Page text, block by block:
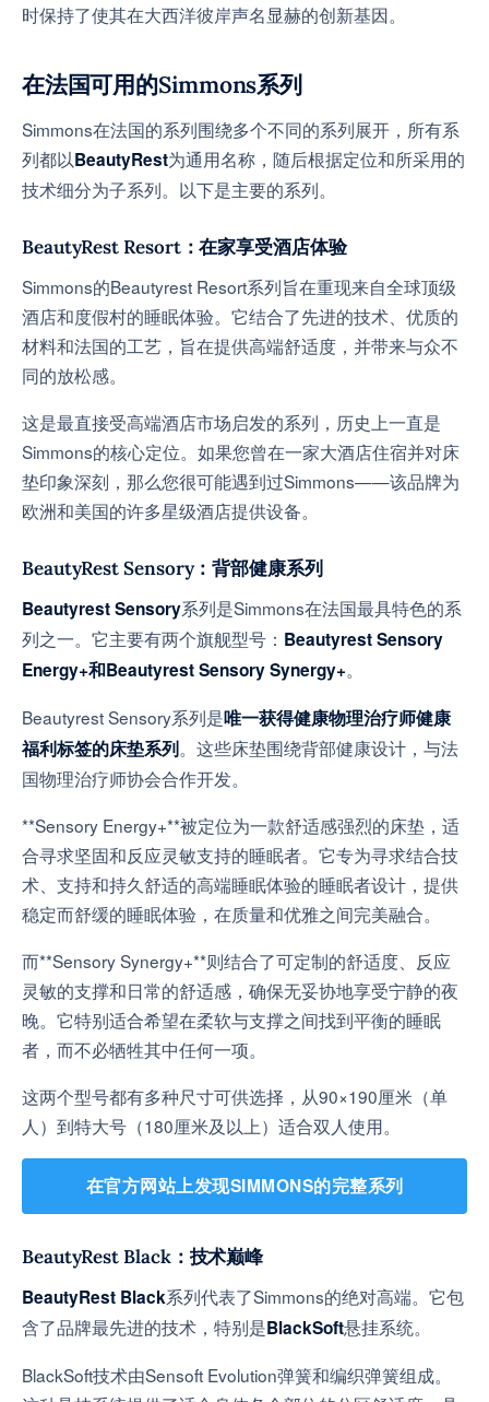
时保持了使其在大西洋彼岸声名显赫的创新基因。
在法国可用的Simmons系列
Simmons在法国的系列围绕多个不同的系列展开，所有系
列都以BeautyRest为通用名称，随后根据定位和所采用的
技术细分为子系列。以下是主要的系列。
BeautyRest Resort：在家享受酒店体验
Simmons的Beautyrest Resort系列旨在重现来自全球顶级
酒店和度假村的睡眠体验。它结合了先进的技术、优质的
材料和法国的工艺，旨在提供高端舒适度，并带来与众不
同的放松感。
这是最直接受高端酒店市场启发的系列，历史上一直是
Simmons的核心定位。如果您曾在一家大酒店住宿并对床
垫印象深刻，那么您很可能遇到过Simmons——该品牌为
欧洲和美国的许多星级酒店提供设备。
BeautyRest Sensory：背部健康系列
Beautyrest Sensory系列是Simmons在法国最具特色的系
列之一。它主要有两个旗舰型号： Beautyrest Sensory
Energy+和Beautyrest Sensory Synergy+。
Beautyrest Sensory系列是唯一获得健康物理治疗师健康
福利标签的床垫系列。这些床垫围绕背部健康设计，与法
国物理治疗师协会合作开发。
**Sensory Energy+**被定位为一款舒适感强烈的床垫，适
合寻求坚固和反应灵敏支持的睡眠者。它专为寻求结合技
术、支持和持久舒适的高端睡眠体验的睡眠者设计，提供
稳定而舒缓的睡眠体验，在质量和优雅之间完美融合。
而**Sensory Synergy+**则结合了可定制的舒适度、反应
灵敏的支撑和日常的舒适感，确保无妥协地享受宁静的夜
晚。它特别适合希望在柔软与支撑之间找到平衡的睡眠
者，而不必牺牲其中任何一项。
这两个型号都有多种尺寸可供选择，从90×190厘米（单
人）到特大号（180厘米及以上）适合双人使用。
在官方网站上发现SIMMONS的完整系列
BeautyRest Black：技术巅峰
BeautyRest Black系列代表了Simmons的绝对高端。它包
含了品牌最先进的技术，特别是BlackSoft悬挂系统。
BlackSoft技术由Sensoft Evolution弹簧和编织弹簧组成。